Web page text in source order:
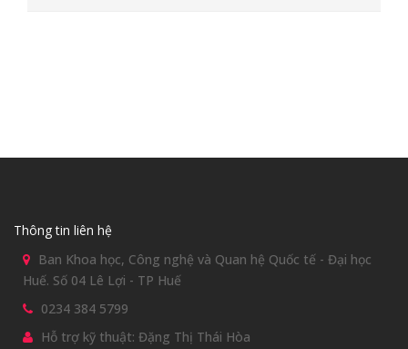
Thông tin liên hệ
Ban Khoa học, Công nghệ và Quan hệ Quốc tế - Đại học
Huế. Số 04 Lê Lợi - TP Huế
0234 384 5799
Hỗ trợ kỹ thuật: Đặng Thị Thái Hòa